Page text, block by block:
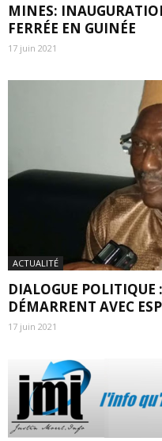
MINES:
FERRÉE EN GUINÉE
17 juin 2021
ACTUALITÉ
DIALOGUE POLITIQUE
DÉMARRENT AVEC
17 juin 2021